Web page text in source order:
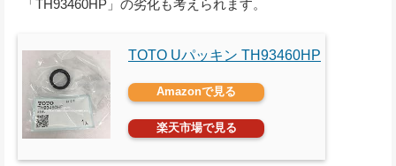
「TH93460HP」の劣化も考えられます。
TOTO Uパッキン TH93460HP
Amazonで見る
楽天市場で見る